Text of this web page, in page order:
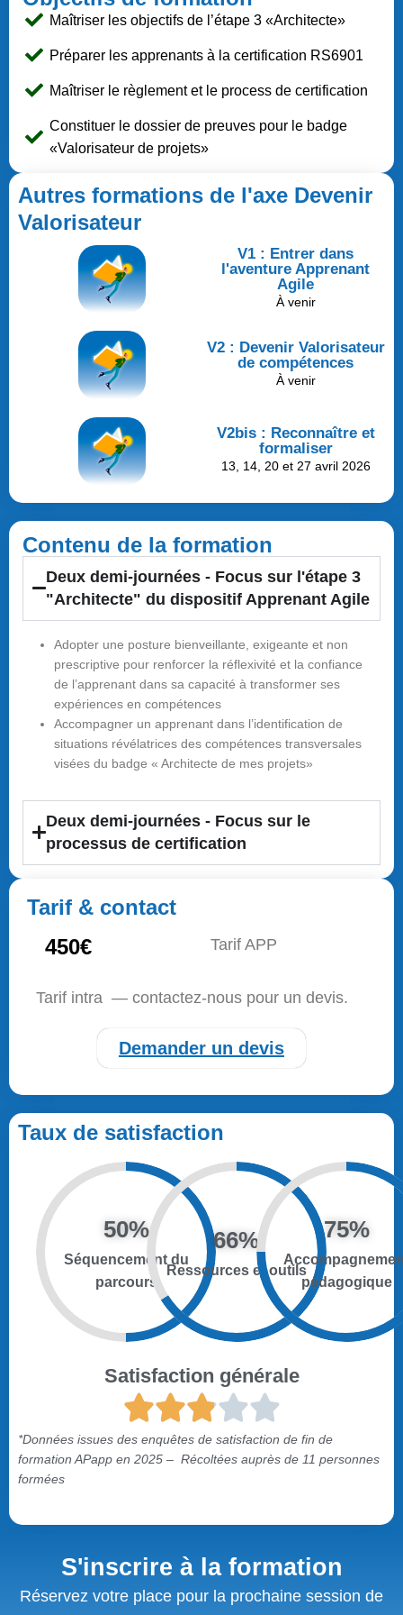
Maîtriser les objectifs de l’étape 3 «Architecte»
Préparer les apprenants à la certification RS6901
Maîtriser le règlement et le process de certification
Constituer le dossier de preuves pour le badge
«Valorisateur de projets»
Autres formations de l'axe Devenir
Valorisateur
V1 : Entrer dans
l'aventure Apprenant
Agile
À venir
V2 : Devenir Valorisateur
de compétences
À venir
V2bis : Reconnaître et
formaliser
13, 14, 20 et 27 avril 2026
Contenu de la formation
Deux demi-journées - Focus sur l'étape 3
"Architecte" du dispositif Apprenant Agile
Adopter une posture bienveillante, exigeante et non
prescriptive pour renforcer la réflexivité et la confiance
de l’apprenant dans sa capacité à transformer ses
expériences en compétences
Accompagner un apprenant dans l’identification de
situations révélatrices des compétences transversales
visées du badge « Architecte de mes projets»
Deux demi-journées - Focus sur le
processus de certification
Tarif & contact
450€
Tarif APP
Tarif intra — contactez-nous pour un devis.
Demander un devis
Taux de satisfaction
50%
Séquencement du
parcours
66%
Ressources et outils
75%
pédagogique
Satisfaction générale
*Données issues des enquêtes de satisfaction de fin de
formation APapp en 2025 – Récoltées auprès de 11 personnes
formées
S'inscrire à la formation
Réservez votre place pour la prochaine session de